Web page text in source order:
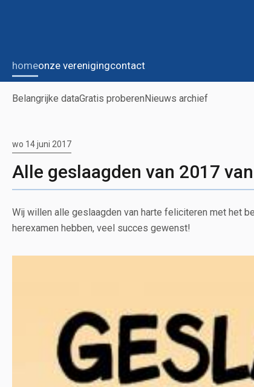
homeonze verenigingcontact
Belangrijke dataGratis proberenNieuws archief
wo 14 juni 2017
Alle geslaagden van 2017
Wij willen alle geslaagden van harte feliciteren met het
herexamen hebben, veel succes gewenst!